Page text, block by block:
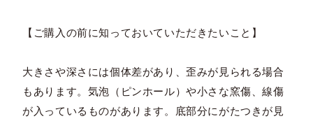
【ご購入の前に知っておいていただきたいこと】
大きさや深さには個体差があり、歪みが見られる場合
もあります。気泡（ピンホール）や小さな窯傷、線傷
が入っているものがあります。底部分にがたつきが見